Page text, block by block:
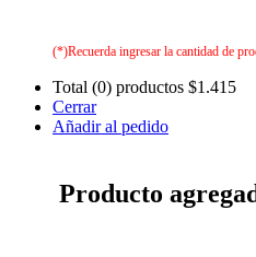
(*)Recuerda ingresar la cantidad de
Total (0) productos $1.415
Cerrar
Añadir al pedido
Producto